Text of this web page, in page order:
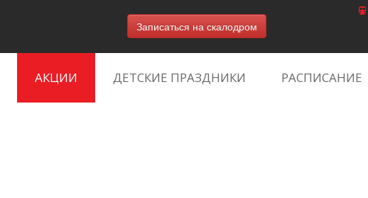
Записаться на скалодром
АКЦИИ ДЕТСКИЕ ПРАЗДНИКИ РАСПИСАНИЕ